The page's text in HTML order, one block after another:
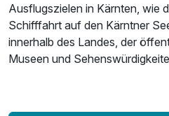
Ausstattung
Zusatznächte
Ausflugszielen in Kärnten, wie
Schifffahrt auf den Kärntner
innerhalb des Landes, der
Museen und